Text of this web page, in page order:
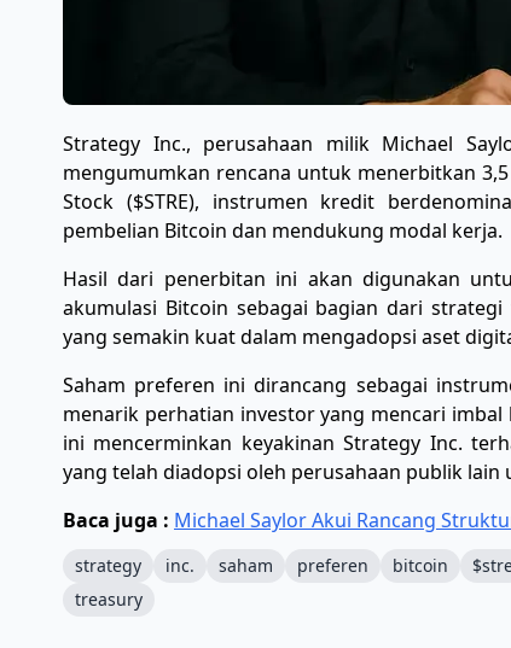
Strategy Inc., perusahaan milik Michael
mengumumkan rencana untuk menerbitkan
Stock ($STRE), instrumen kredit
pembelian Bitcoin dan mendukung modal kerja.
Hasil dari penerbitan ini akan digunakan
akumulasi Bitcoin sebagai bagian dari
yang semakin kuat dalam mengadopsi aset
Saham preferen ini dirancang sebagai
menarik perhatian investor yang mencari
ini mencerminkan keyakinan Strategy Inc.
yang telah diadopsi oleh perusahaan publik
Baca juga : Michael Saylor Akui Rancang
strategy inc. saham preferen bitcoin
treasury